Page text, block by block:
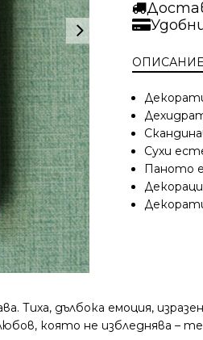
Любов
без
ОПИСАНИЕ
Сухи
Паното
Тиха, дълбока емоция,
която не избледнява –